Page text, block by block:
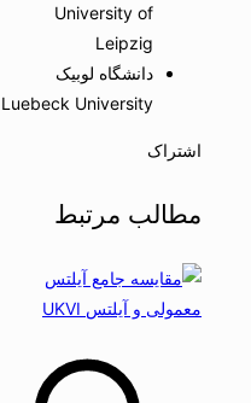
University of
Leipzig
دانشگاه لوبیک
Luebeck University
اشتراک
مطالب مرتبط